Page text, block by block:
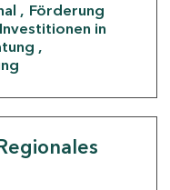
Förderung
Investitionen in